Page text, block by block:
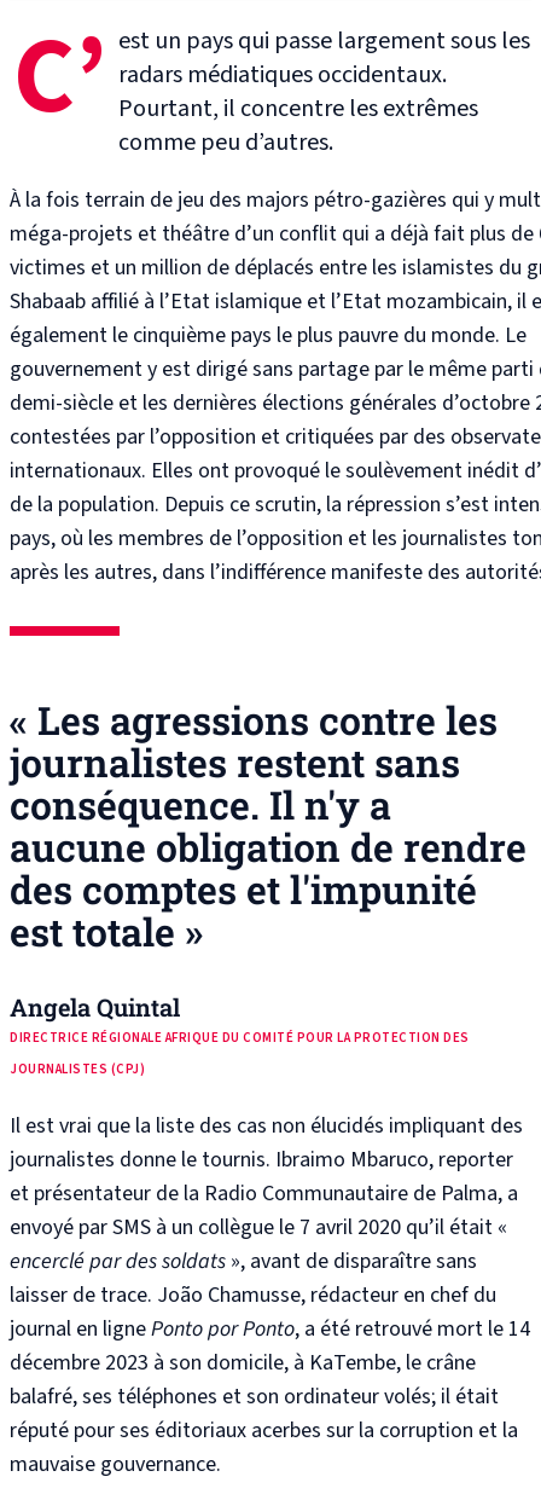
C’ est un pays qui passe largement sous les
radars médiatiques occidentaux.
Pourtant, il concentre les extrêmes
comme peu d’autres.
À la fois terrain de jeu des majors pétro-gazières qui y
méga-projets et théâtre d’un conflit qui a déjà fait plus de
victimes et un million de déplacés entre les islamistes du
Shabaab affilié à l’Etat islamique et l’Etat mozambicain, il
également le cinquième pays le plus pauvre du monde. Le
gouvernement y est dirigé sans partage par le même parti
demi-siècle et les dernières élections générales d’octobre
contestées par l’opposition et critiquées par des
internationaux. Elles ont provoqué le soulèvement inédit
de la population. Depuis ce scrutin, la répression s’est
pays, où les membres de l’opposition et les journalistes
après les autres, dans l’indifférence manifeste des
Angela Quintal
DIRECTRICE RÉGIONALE AFRIQUE DU COMITÉ POUR LA PROTECTION DES
JOURNALISTES (CPJ)
« Les agressions contre les
journalistes restent sans
conséquence. Il n'y a
aucune obligation de rendre
des comptes et l'impunité
est totale »
Il est vrai que la liste des cas non élucidés impliquant des
journalistes donne le tournis. Ibraimo Mbaruco, reporter
et présentateur de la Radio Communautaire de Palma, a
envoyé par SMS à un collègue le 7 avril 2020 qu’il était «
encerclé par des soldats », avant de disparaître sans
laisser de trace. João Chamusse, rédacteur en chef du
journal en lignePonto por Ponto, a été retrouvé mort le 14
décembre 2023 à son domicile, à KaTembe, le crâne
balafré, ses téléphones et son ordinateur volés; il était
réputé pour ses éditoriaux acerbes sur la corruption et la
mauvaise gouvernance.